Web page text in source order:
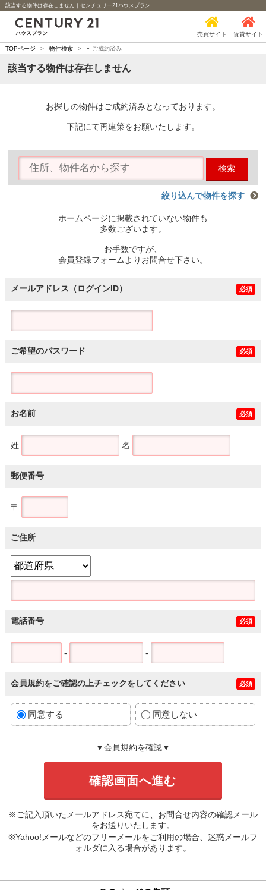
該当する物件は存在しません｜センチュリー21ハウスプラン
売買サイト 賃貸サイト
TOPページ > 物件検索 > - ご成約済み
該当する物件は存在しません
お探しの物件はご成約済みとなっております。
下記にて再建策をお願いたします。
検索
絞り込んで物件を探す
ホームページに掲載されていない物件も
多数ございます。
お手数ですが、
会員登録フォームよりお問合せ下さい。
メールアドレス（ログインID） 必須
ご希望のパスワード 必須
お名前 必須
姓 名
郵便番号
〒
ご住所
電話番号 必須
- -
会員規約をご確認の上チェックをしてください 必須
同意する 同意しない
▼会員規約を確認▼
※ご記入頂いたメールアドレス宛てに、お問合せ内容の確認メール
をお送りいたします。
※Yahoo!メールなどのフリーメールをご利用の場合、迷惑メールフ
ォルダに入る場合があります。